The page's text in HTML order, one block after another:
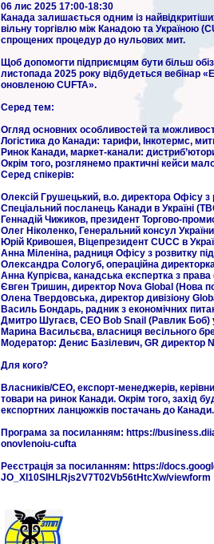
06 лис 2025 17:00-18:30
Канада залишається одним із
вільну торгівлю між Канадою та Україною
спрощених процедур до нульових мит.
Щоб допомогти підприємцям бути більш
листопада 2025 року відбудеться вебінар
оновленою CUFTA».
Серед тем:
Огляд основних особливостей та
Логістика до Канади: тарифи, Інкотермс,
Ринок Канади, маркет-канали:
Окрім того, розглянемо практичні кейси
Серед спікерів:
Олексій Грушецький, в.о. директора Офісу з
Спеціальний посланець Канади в Україні
Геннадій Чижиков, президент Торгово-
Олег Ніколенко, Генеральний консул
Юрій Кривошея, Віцепрезидент CUCC в
Анна Міленіна, радниця Офісу з розвитку
Олександра Сологуб, операційна
Анна Купрієва, канадська експертка з
Євген Тришин, директор Nova Global (Нова
Олена Твердовська, директор дивізіону
Василь Бондарь, радник з економічних
Дмитро Шугаєв, CEO Bob Snail (Равлик Боб)
Марина Васильєва, власниця весільного
Модератор: Денис Базілевич, GR директор
Для кого?
Власників/СЕО, експорт-менеджерів,
товари на ринок Канади. Окрім того, захід
експортних ланцюжків постачань до Канади.
Програма за посиланням: https://
onovlenoiu-cufta
Реєстрація за посиланням: https://
JO_XI10SIHLRjs2V7T02Vb56tHtcXw/viewform